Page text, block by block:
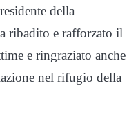
della
ribadito e rafforzato il
e ringraziato anche
nel rifugio della